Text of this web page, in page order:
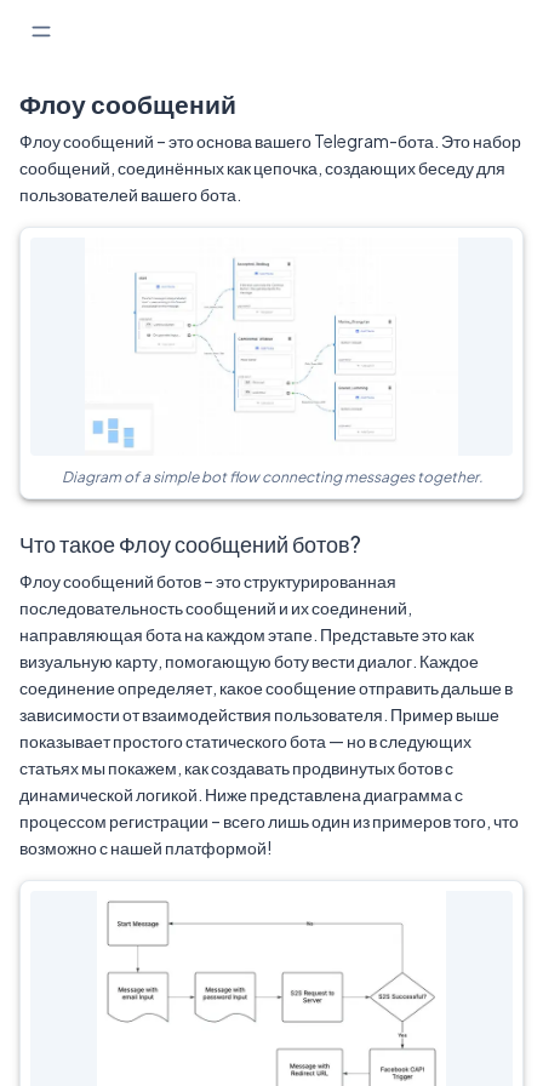
Флоу сообщений
Флоу сообщений – это основа вашего Telegram-бота. Это набор
сообщений, соединённых как цепочка, создающих беседу для
пользователей вашего бота.
Diagram of a simple bot flow connecting messages together.
Что такое Флоу сообщений ботов?
Флоу сообщений ботов – это структурированная
последовательность сообщений и их соединений,
направляющая бота на каждом этапе. Представьте это как
визуальную карту, помогающую боту вести диалог. Каждое
соединение определяет, какое сообщение отправить дальше в
зависимости от взаимодействия пользователя. Пример выше
показывает простого статического бота — но в следующих
статьях мы покажем, как создавать продвинутых ботов с
динамической логикой. Ниже представлена диаграмма с
процессом регистрации – всего лишь один из примеров того, что
возможно с нашей платформой!